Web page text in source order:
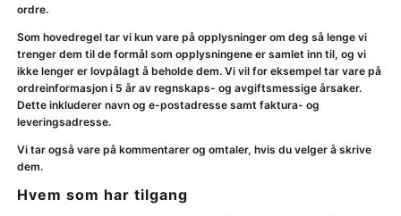
ordre.
Som hovedregel tar vi kun vare på opplysninger om deg så lenge vi
trenger dem til de formål som opplysningene er samlet inn til, og vi
ikke lenger er lovpålagt å beholde dem. Vi vil for eksempel tar vare på
ordreinformasjon i 5 år av regnskaps- og avgiftsmessige årsaker.
Dette inkluderer navn og e-postadresse samt faktura- og
leveringsadresse.
Vi tar også vare på kommentarer og omtaler, hvis du velger å skrive
dem.
Hvem som har tilgang